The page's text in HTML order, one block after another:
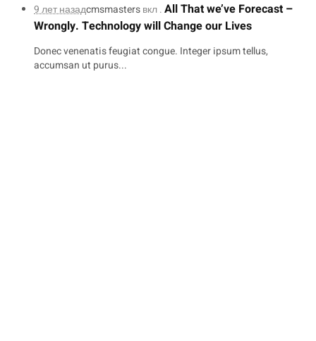
9 лет назадcmsmastersвкл .All That we’ve Forecast –
Wrongly. Technology will Change our Lives
Donec venenatis feugiat congue. Integer ipsum tellus,
accumsan ut purus...